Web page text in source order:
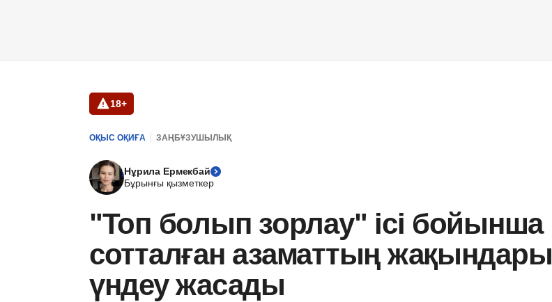
18+
ОҚЫС ОҚИҒА ЗАҢБҰЗУШЫЛЫҚ
Нұрила Ермекбай
Бұрынғы қызметкер
"Топ болып зорлау" ісі бойынша
сотталған азаматтың жақындары
үндеу жасады